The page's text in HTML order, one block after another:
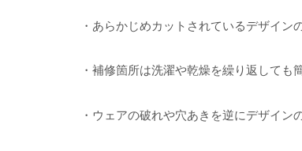
・あらかじめカットされているデザイ
・補修箇所は洗濯や乾燥を繰り返しても
・ウェアの破れや穴あきを逆にデザイ